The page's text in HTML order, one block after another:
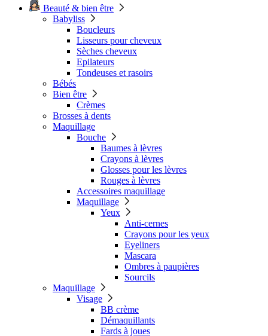
Beauté & bien être
Babyliss
Boucleurs
Lisseurs pour cheveux
Sèches cheveux
Epilateurs
Tondeuses et rasoirs
Bébés
Bien être
Crèmes
Brosses à dents
Maquillage
Bouche
Baumes à lèvres
Crayons à lèvres
Glosses pour les lèvres
Rouges à lèvres
Accessoires maquillage
Maquillage
Yeux
Anti-cernes
Crayons pour les yeux
Eyeliners
Mascara
Ombres à paupières
Sourcils
Maquillage
Visage
BB crème
Démaquillants
Fards à joues